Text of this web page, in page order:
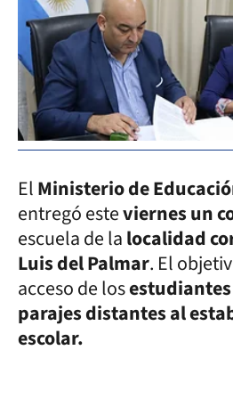
ElMinisterio de
entregó esteviernes un
escuela de lalocalidad
Luis del Palmar. El
acceso de los
parajes distantes al
escolar.